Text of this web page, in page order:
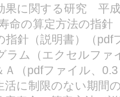
果に関する研究 平
命の算定方法の指針
指針（説明書）（pdf
ラム（エクセルファ
Ａ（pdfファイル、
活に制限のない期間